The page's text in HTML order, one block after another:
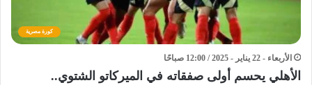
كورة مصرية
الأربعاء - 22 يناير - 2025 / 12:00 صباحًا
الأهلي يحسم أولى صفقاته في الميركاتو الشتوي..